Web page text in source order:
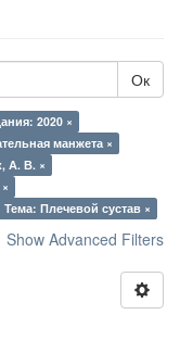
Ок
2020 ×
манжета ×
А. В. ×
Тема: Плечевой сустав ×
Show Advanced Filters